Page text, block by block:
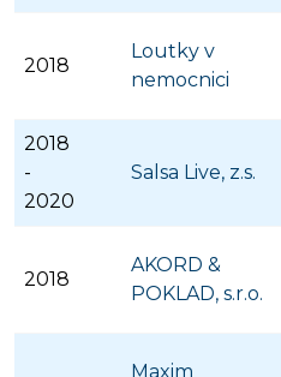
2018
Loutky v
nemocnici
2018
-
2020
Salsa Live, z.s.
2018
AKORD &
POKLAD, s.r.o.
Maxim